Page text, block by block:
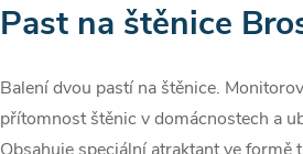
Past na štěnice
Balení dvou pastí na štěnice.
přítomnost štěnic v domácnostech a